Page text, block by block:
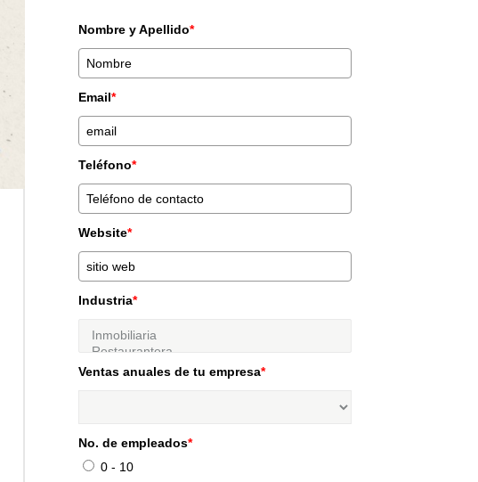
Nombre y Apellido*
Email*
Teléfono*
Website*
Industria*
Ventas anuales de tu empresa*
No. de empleados*
0 - 10